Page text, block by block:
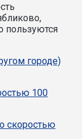
пользуются
городе)
100
скоростью